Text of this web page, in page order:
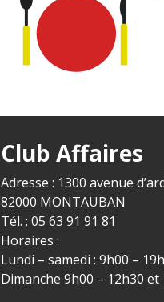
Club Affaires
Adresse : 1300 avenue
82000 MONTAUBAN
Tél. : 05 63 91 91 81
Horaires :
Lundi – samedi : 9h00 –
Dimanche 9h00 – 12h30 et